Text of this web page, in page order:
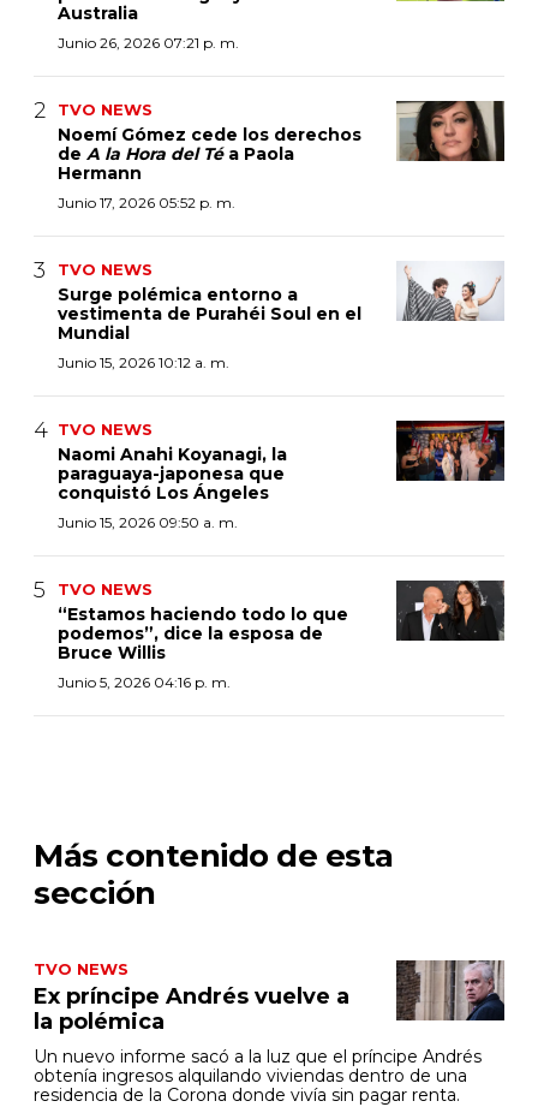
Australia
Junio 26, 2026 07:21 p. m.
TVO NEWS
Noemí Gómez cede los derechos
de A la Hora del Té a Paola
Hermann
Junio 17, 2026 05:52 p. m.
TVO NEWS
Surge polémica entorno a
vestimenta de Purahéi Soul en el
Mundial
Junio 15, 2026 10:12 a. m.
TVO NEWS
Naomi Anahi Koyanagi, la
paraguaya-japonesa que
conquistó Los Ángeles
Junio 15, 2026 09:50 a. m.
TVO NEWS
“Estamos haciendo todo lo que
podemos”, dice la esposa de
Bruce Willis
Junio 5, 2026 04:16 p. m.
Más contenido de esta
sección
TVO NEWS
Ex príncipe Andrés vuelve a
la polémica
Un nuevo informe sacó a la luz que el príncipe Andrés
obtenía ingresos alquilando viviendas dentro de una
residencia de la Corona donde vivía sin pagar renta.